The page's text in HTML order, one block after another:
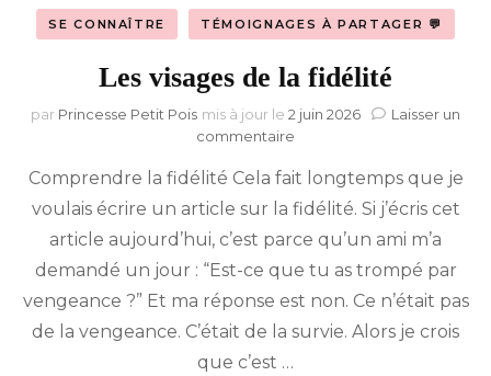
SE CONNAÎTRE TÉMOIGNAGES À PARTAGER 💬
Les visages de la fidélité
par Princesse Petit Pois mis à jour le 2 juin 2026
Laisser un
commentaire
visages
de
fidélité
Comprendre la fidélité Cela fait longtemps que je
voulais écrire un article sur la fidélité. Si j’écris cet
article aujourd’hui, c’est parce qu’un ami m’a
demandé un jour : “Est-ce que tu as trompé par
vengeance ?” Et ma réponse est non. Ce n’était pas
de la vengeance. C’était de la survie. Alors je crois
que c’est …